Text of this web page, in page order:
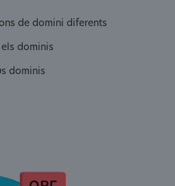
de domini diferents
dominis
dominis